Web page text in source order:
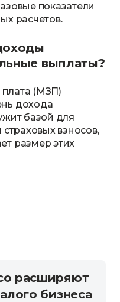
показатели
расчетов.
выплаты?
(МЗП)
дохода
базой для
взносов,
размер этих
расширяют
бизнеса